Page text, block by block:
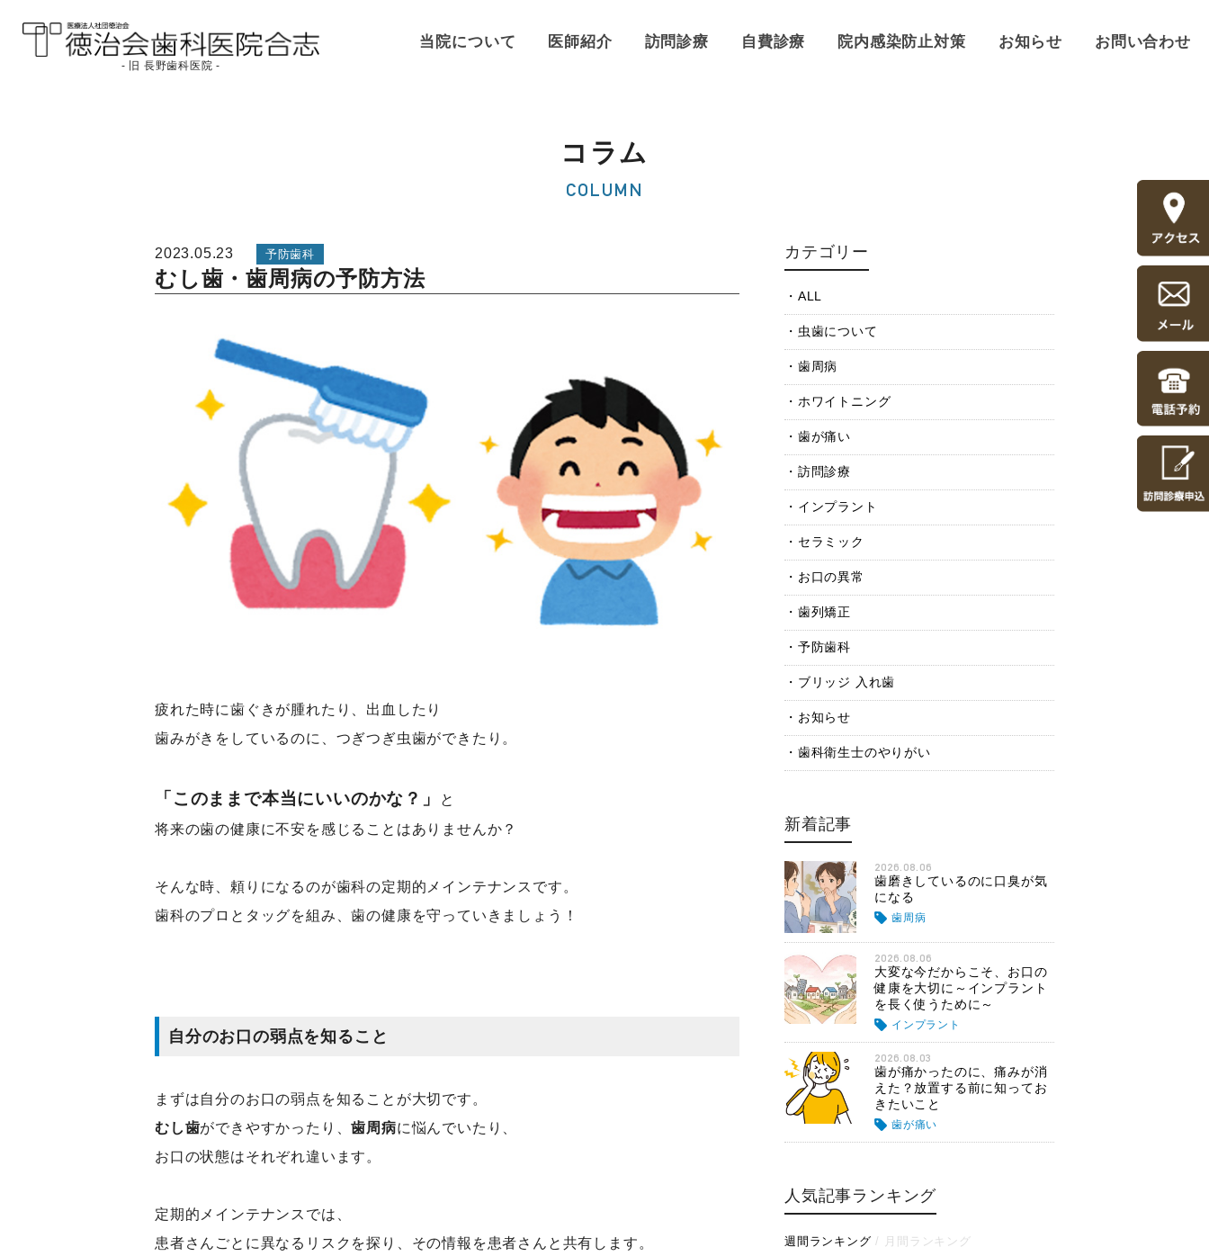
医療法人社団徳治会
- 旧 長野歯科医院 -
当院について 医師紹介 訪問診療 自費診療 院内感染防止対策 お知らせ お問い合わせ
コラム
COLUMN
2023.05.23 予防歯科
むし歯・歯周病の予防方法
疲れた時に歯ぐきが腫れたり、出血したり
歯みがきをしているのに、つぎつぎ虫歯ができたり。
「このままで本当にいいのかな？」
と
将来の歯の健康に不安を感じることはありませんか？
そんな時、頼りになるのが歯科の定期的メインテナンスです。
歯科のプロとタッグを組み、歯の健康を守っていきましょう！
自分のお口の弱点を知ること
まずは自分のお口の弱点を知ることが大切です。
むし歯ができやすかったり、歯周病に悩んでいたり、
お口の状態はそれぞれ違います。
定期的メインテナンスでは、
患者さんごとに異なるリスクを探り、その情報を患者さんと共有します。
カテゴリー
ALL
虫歯について
歯周病
ホワイトニング
歯が痛い
訪問診療
インプラント
セラミック
お口の異常
歯列矯正
予防歯科
ブリッジ 入れ歯
お知らせ
歯科衛生士のやりがい
新着記事
2026.08.06
歯磨きしているのに口臭が気
になる
歯周病
2026.08.06
大変な今だからこそ、お口の
健康を大切に～インプラント
を長く使うために～
インプラント
2026.08.03
歯が痛かったのに、痛みが消
えた？放置する前に知ってお
きたいこと
歯が痛い
人気記事ランキング
週間ランキング 月間ランキング